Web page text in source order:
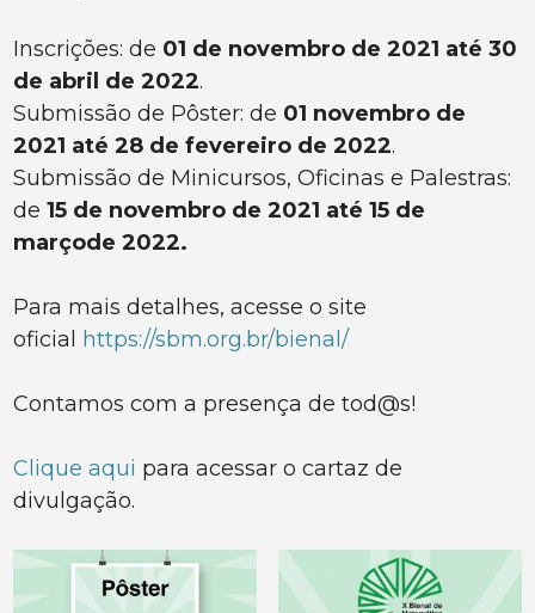
Inscrições: de 01 de novembro de 2021 até 30
de abril de 2022.
Submissão de Pôster: de 01 novembro de
2021 até 28 de fevereiro de 2022.
Submissão de Minicursos, Oficinas e Palestras:
de 15 de novembro de 2021 até 15 de
marçode 2022.
Para mais detalhes, acesse o site
oficial
https://sbm.org.br/bienal/
Contamos com a presença de tod@s!
Clique aqui para acessar o cartaz de
divulgação.